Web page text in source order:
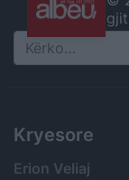
Search
Kryesore
Erion Veliaj